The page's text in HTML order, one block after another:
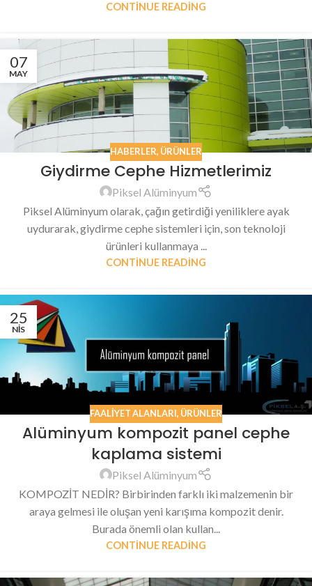
CONTINUE READING
07
MAY
HABERLER, ÜRÜNLER
Giydirme Cephe Hizmetlerimiz
Piksel Alüminyum
Piksel Alüminyum olarak, çağın getirdiği yeniliklere ayak
uydurarak, giydirme cephe sistemleri için, son teknoloji
ürünleri kullanmaya ...
CONTINUE READING
25
NIS
FAALIYET ALANLARI, ÜRÜNLER
Alüminyum kompozit panel cephe
kaplama sistemi
Piksel Alüminyum
KOMPOZİT NEDİR? Birbirinden farklı iki malzemenin bir
araya gelmesi ile oluşan yeni karışıma kompozit denir.
Burada önemli olan kullan...
CONTINUE READING